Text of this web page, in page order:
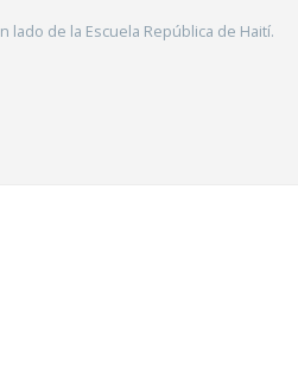
lado de la Escuela República de Haití.